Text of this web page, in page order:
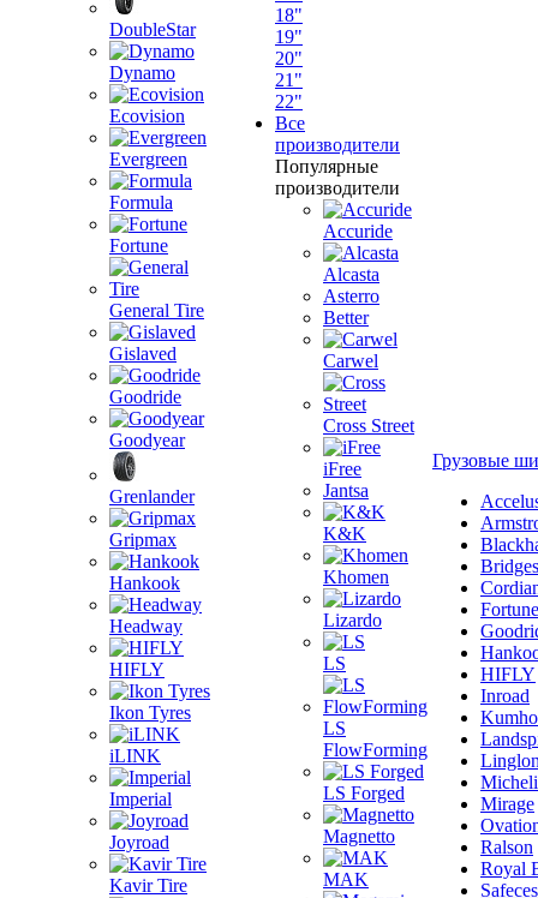
DoubleStar
Dynamo
Ecovision
Evergreen
Formula
Fortune
General Tire
Gislaved
Goodride
Goodyear
Grenlander
Gripmax
Hankook
Headway
HIFLY
Ikon Tyres
iLINK
Imperial
Joyroad
Kavir Tire
18"
19"
20"
21"
22"
Все
производители
Популярные
производители
Accuride
Alcasta
Asterro
Better
Carwel
Cross Street
iFree
Jantsa
K&K
Khomen
Lizardo
LS
LS
FlowForming
LS Forged
Magnetto
MAK
Грузовые
Fortune
HIFLY
Inroad
Kumho
Mirage
Ralson
Royal